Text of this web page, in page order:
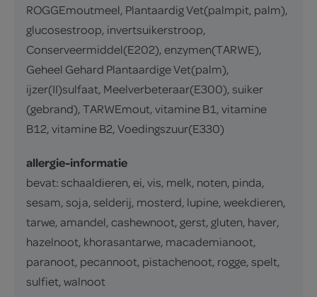
ROGGEmoutmeel, Plantaardig Vet(palmpit, palm),
glucosestroop, invertsuikerstroop,
Conserveermiddel(E202), enzymen(TARWE),
Geheel Gehard Plantaardige Vet(palm),
ijzer(II)sulfaat, Meelverbeteraar(E300), suiker
(gebrand), TARWEmout, vitamine B1, vitamine
B12, vitamine B2, Voedingszuur(E330)
allergie-informatie
bevat: schaaldieren, ei, vis, melk, noten, pinda,
sesam, soja, selderij, mosterd, lupine, weekdieren,
tarwe, amandel, cashewnoot, gerst, gluten, haver,
hazelnoot, khorasantarwe, macademianoot,
paranoot, pecannoot, pistachenoot, rogge, spelt,
sulfiet, walnoot